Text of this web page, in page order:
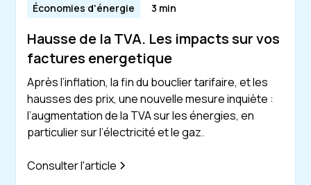
Économies d'énergie 3 min
Hausse de la TVA. Les impacts sur vos
factures energetique
Après l’inflation, la fin du bouclier tarifaire, et les
hausses des prix, une nouvelle mesure inquiète :
l’augmentation de la TVA sur les énergies, en
particulier sur l’électricité et le gaz.
Consulter l'article